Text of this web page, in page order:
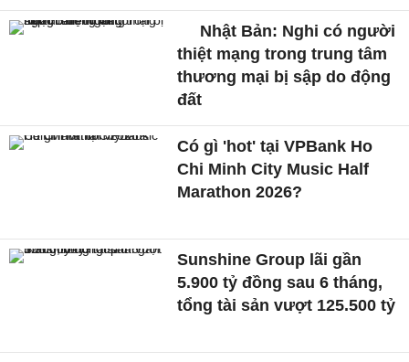
Nhật Bản: Nghi có người
thiệt mạng trong trung tâm
thương mại bị sập do động
đất
Có gì 'hot' tại VPBank Ho
Chi Minh City Music Half
Marathon 2026?
Sunshine Group lãi gần
5.900 tỷ đồng sau 6 tháng,
tổng tài sản vượt 125.500 tỷ